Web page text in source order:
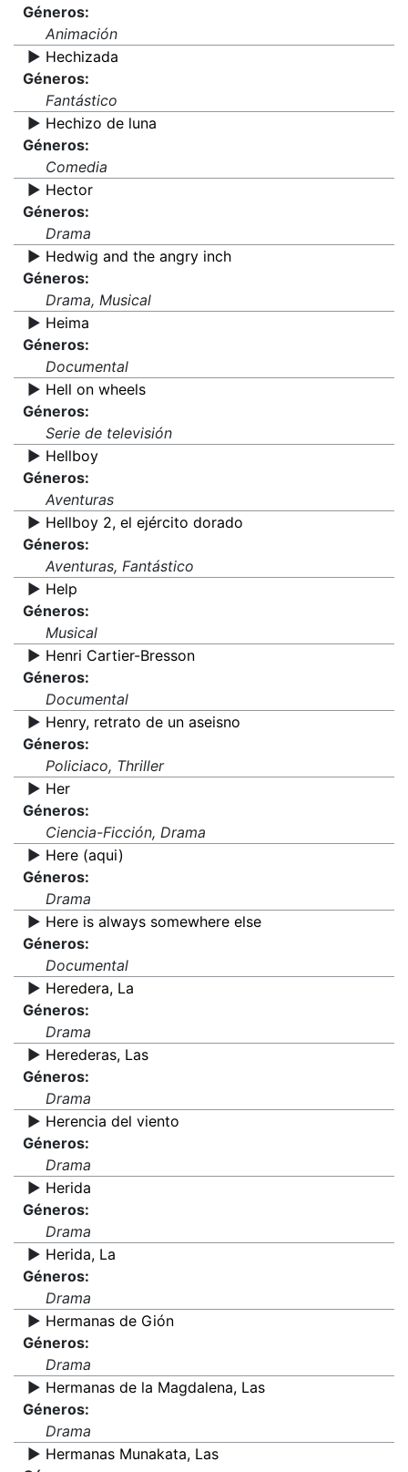
Géneros:
Animación
▶️ Hechizada
Géneros:
Fantástico
▶️ Hechizo de luna
Géneros:
Comedia
▶️ Hector
Géneros:
Drama
▶️ Hedwig and the angry inch
Géneros:
Drama, Musical
▶️ Heima
Géneros:
Documental
▶️ Hell on wheels
Géneros:
Serie de televisión
▶️ Hellboy
Géneros:
Aventuras
▶️ Hellboy 2, el ejército dorado
Géneros:
Aventuras, Fantástico
▶️ Help
Géneros:
Musical
▶️ Henri Cartier-Bresson
Géneros:
Documental
▶️ Henry, retrato de un aseisno
Géneros:
Policiaco, Thriller
▶️ Her
Géneros:
Ciencia-Ficción, Drama
▶️ Here (aqui)
Géneros:
Drama
▶️ Here is always somewhere else
Géneros:
Documental
▶️ Heredera, La
Géneros:
Drama
▶️ Herederas, Las
Géneros:
Drama
▶️ Herencia del viento
Géneros:
Drama
▶️ Herida
Géneros:
Drama
▶️ Herida, La
Géneros:
Drama
▶️ Hermanas de Gión
Géneros:
Drama
▶️ Hermanas de la Magdalena, Las
Géneros:
Drama
▶️ Hermanas Munakata, Las